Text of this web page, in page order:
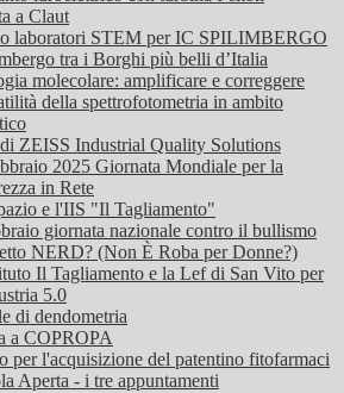
a Claut
laboratori STEM per IC SPILIMBERGO
tra i Borghi più belli d’Italia
molecolare: amplificare e correggere
della spettrofotometria in ambito
ZEISS Industrial Quality Solutions
2025 Giornata Mondiale per la
in Rete
e l'IIS "Il Tagliamento"
giornata nazionale contro il bullismo
NERD? (Non È Roba per Donne?)
Il Tagliamento e la Lef di San Vito per
5.0
di dendometria
a COPROPA
per l'acquisizione del patentino fitofarmaci
Aperta - i tre appuntamenti